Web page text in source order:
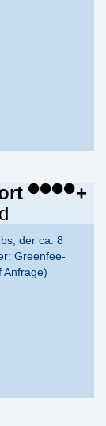
+
der ca. 8
Greenfee-
Anfrage)